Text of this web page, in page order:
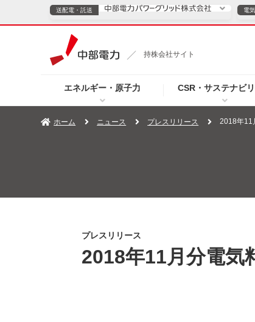
持株会社サイト
エネルギー・原子力 CSR・サステナビ
送配電・託送
TOPページへ ご
電
電気・ガスのご契約
TOPページへ 個
ホーム ニュース プレスリリース 2018年11
プレスリリース
2018年11月分電気